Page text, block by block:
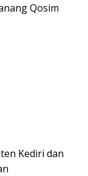
Qosim
Kediri dan